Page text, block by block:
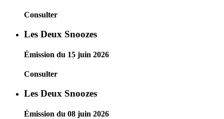
Consulter
Les Deux Snoozes
Émission du 15 juin 2026
Consulter
Les Deux Snoozes
Émission du 08 juin 2026